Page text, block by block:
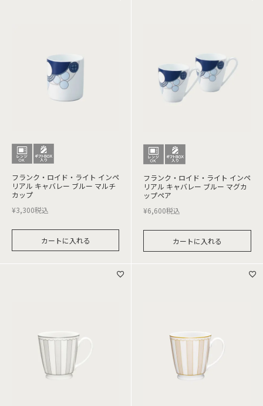
フランク・ロイド・ライト インペ
リアル キャバレー ブルー マルチ
カップ
¥3,300税込
カートに入れる
フランク・ロイド・ライト インペ
リアル キャバレー ブルー マグカ
ップペア
¥6,600税込
カートに入れる